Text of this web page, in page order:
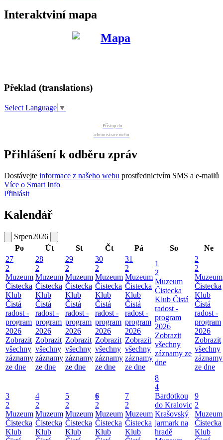
Interaktviní mapa
Překlad (translations)
Select Language ▼
Přístup do
administrace webu
Přihlášení k odběru zpráv
Dostávejte informace z našeho webu prostřednictvím SMS a e-mailů
Více o Smart Info
Přihlásit
Kalendář
Srpen2026
Po
Út St Čt Pá So
Ne
27
2
Muzeum
Čistecka
Klub
Čistá
radost -
program
2026
Zobrazit
všechny
záznamy
ze dne
28
2
Muzeum
Čistecka
Klub
Čistá
radost -
program
2026
Zobrazit
všechny
záznamy
ze dne
29
2
Muzeum
Čistecka
Klub
Čistá
radost -
program
2026
Zobrazit
všechny
záznamy
ze dne
30
2
Muzeum
Čistecka
Klub
Čistá
radost -
program
2026
Zobrazit
všechny
záznamy
ze dne
31
2
Muzeum
Čistecka
Klub
Čistá
radost -
program
2026
Zobrazit
všechny
záznamy
ze dne
1
2
Muzeum
Čistecka
Klub Čistá
radost -
program
2026
Zobrazit
všechny
záznamy ze
dne
2
2
Muzeum
Čistecka
Klub
Čistá
radost -
program
2026
Zobrazit
všechny
záznamy
ze dne
3
2
Muzeum
Čistecka
Klub
4
2
Muzeum
Čistecka
Klub
5
2
Muzeum
Čistecka
Klub
6
2
Muzeum
Čistecka
Klub
7
2
Muzeum
Čistecka
Klub
8
4
Bardotkou
do Kralovic
Krašovský
jarmark na
hradě
9
2
Muzeum
Čistecka
Klub